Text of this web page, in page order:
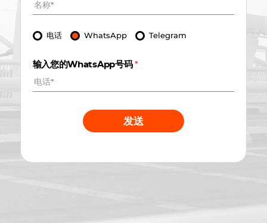
电话 WhatsApp Telegram
输入您的WhatsApp号码*
发送